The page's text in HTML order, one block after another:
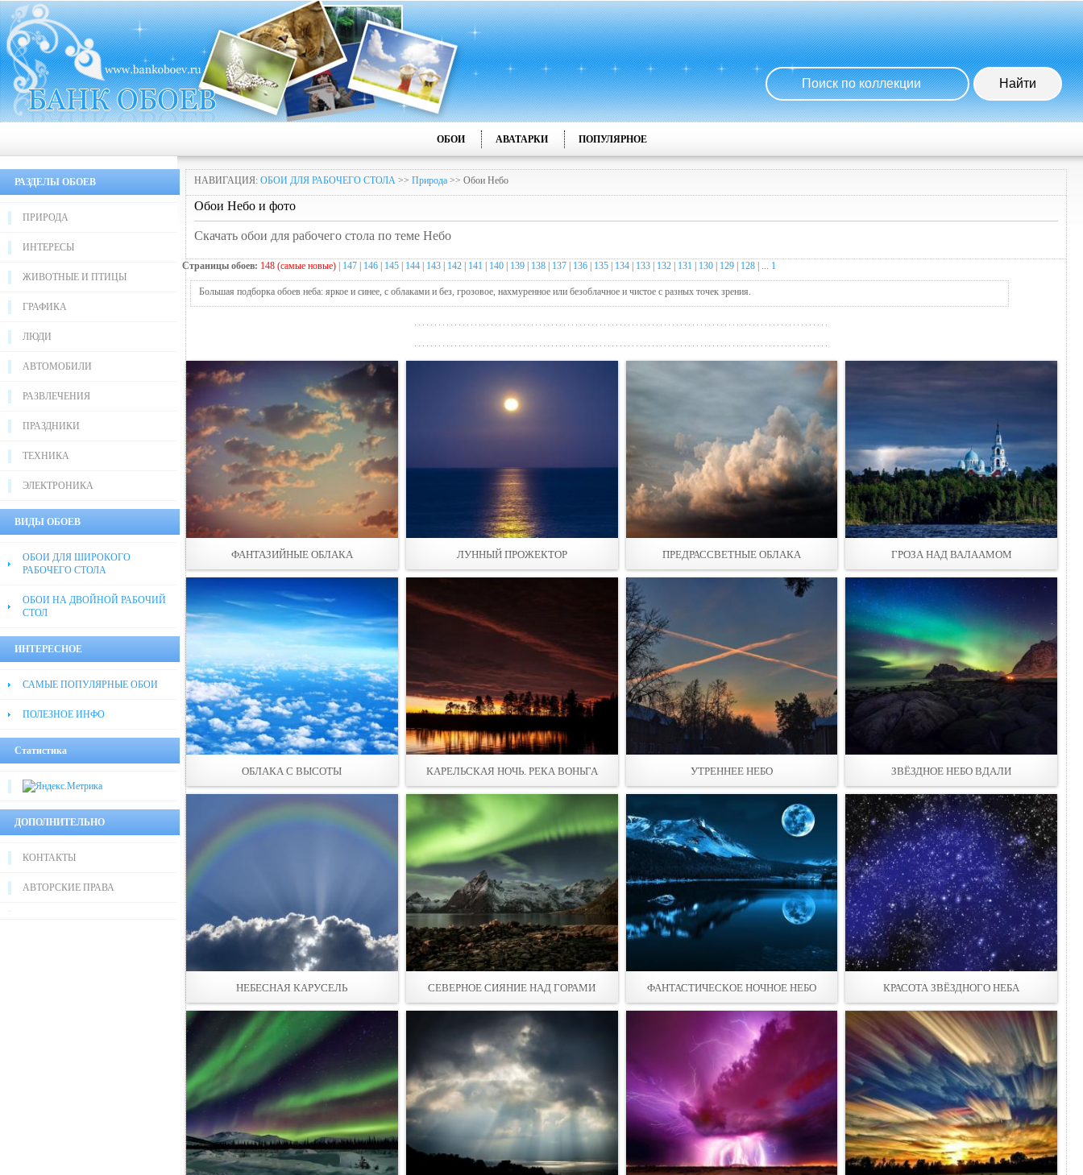
ОБОИ АВАТАРКИ ПОПУЛЯРНОЕ
РАЗДЕЛЫ ОБОЕВ
ПРИРОДА
ИНТЕРЕСЫ
ЖИВОТНЫЕ И ПТИЦЫ
ГРАФИКА
ЛЮДИ
АВТОМОБИЛИ
РАЗВЛЕЧЕНИЯ
ПРАЗДНИКИ
ТЕХНИКА
ЭЛЕКТРОНИКА
ВИДЫ ОБОЕВ
ОБОИ ДЛЯ ШИРОКОГО
РАБОЧЕГО СТОЛА
ОБОИ НА ДВОЙНОЙ РАБОЧИЙ
СТОЛ
ИНТЕРЕСНОЕ
САМЫЕ ПОПУЛЯРНЫЕ ОБОИ
ПОЛЕЗНОЕ ИНФО
Статистика
ДОПОЛНИТЕЛЬНО
КОНТАКТЫ
АВТОРСКИЕ ПРАВА
НАВИГАЦИЯ: ОБОИ ДЛЯ РАБОЧЕГО СТОЛА >> Природа >> Обои Небо
Обои Небо и фото
Скачать обои для рабочего стола по теме Небо
Страницы обоев: 148 (самые новые) 147 146 145 144 143 142 141 140 139 138 137 136 135 134 133 132 131 130 129 128 | ... 1
Большая подборка обоев неба: яркое и синее, с облаками и без, грозовое, нахмуренное или безоблачное и чистое с разных точек зрения.
ФАНТАЗИЙНЫЕ ОБЛАКА ЛУННЫЙ ПРОЖЕКТОР ПРЕДРАССВЕТНЫЕ ОБЛАКА ГРОЗА НАД ВАЛААМОМ
ОБЛАКА С ВЫСОТЫ КАРЕЛЬСКАЯ НОЧЬ. РЕКА ВОНЬГА УТРЕННЕЕ НЕБО ЗВЁЗДНОЕ НЕБО ВДАЛИ
НЕБЕСНАЯ КАРУСЕЛЬ СЕВЕРНОЕ СИЯНИЕ НАД ГОРАМИ ФАНТАСТИЧЕСКОЕ НОЧНОЕ НЕБО КРАСОТА ЗВЁЗДНОГО НЕБА